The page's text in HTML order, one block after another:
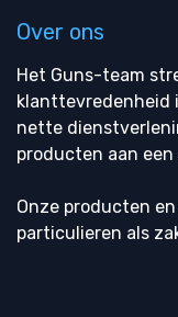
Over ons
Het Guns-team
klanttevredenheid
nette
producten aan
Onze producten
particulieren als